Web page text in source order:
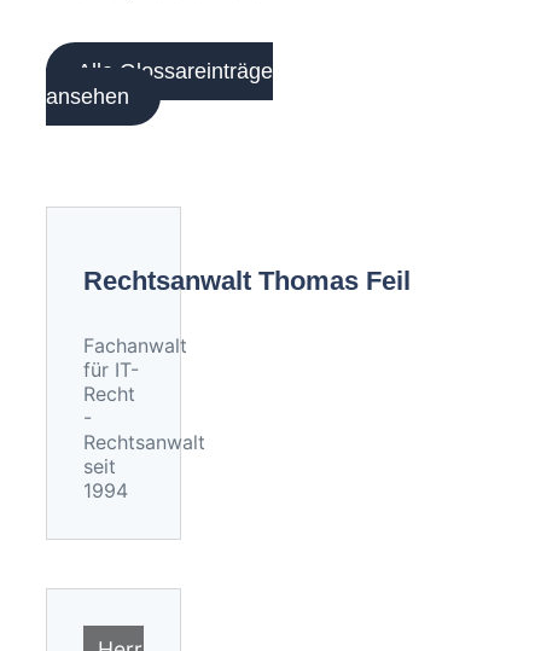
Alle Glossareinträge
ansehen
Rechtsanwalt Thomas Feil
Fachanwalt
für IT-
Recht
-
Rechtsanwalt
seit
1994